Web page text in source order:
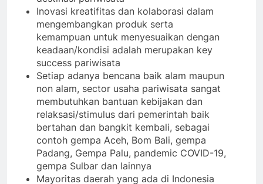
Inovasi kreatifitas dan kolaborasi dalam
mengembangkan produk serta
kemampuan untuk menyesuaikan dengan
keadaan/kondisi adalah merupakan key
success pariwisata
Setiap adanya bencana baik alam maupun
non alam, sector usaha pariwisata sangat
membutuhkan bantuan kebijakan dan
relaksasi/stimulus dari pemerintah baik
bertahan dan bangkit kembali, sebagai
contoh gempa Aceh, Bom Bali, gempa
Padang, Gempa Palu, pandemic COVID-19,
gempa Sulbar dan lainnya
Mayoritas daerah yang ada di Indonesia